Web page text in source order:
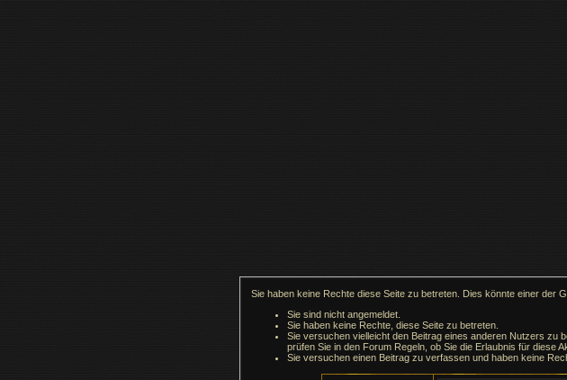
Sie haben keine Rechte diese Seite zu betreten. Dies könnte einer der
Sie sind nicht angemeldet.
Sie haben keine Rechte, diese Seite zu betreten.
Sie versuchen vielleicht den Beitrag eines anderen Nutzers zu
prüfen Sie in den Forum Regeln, ob Sie die Erlaubnis für diese
Sie versuchen einen Beitrag zu verfassen und haben keine